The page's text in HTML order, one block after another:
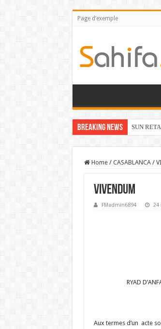
Page d’exemple
Breaking News SUN
Home / CASABLANCA /
VIVENDUM
FMadmin6894 24
RYAD
Aux termes d’un acte